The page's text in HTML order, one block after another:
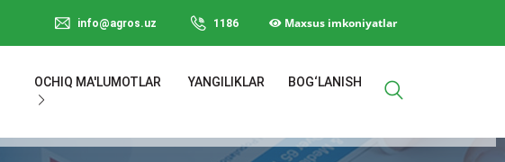
info@agros.uz 1186 Maxsus imkoniyatlar
OCHIQ MA'LUMOTLAR YANGILIKLAR BOG‘LANISH